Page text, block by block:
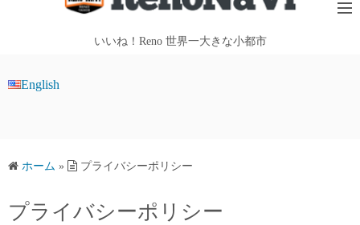
いいね！Reno 世界一大きな小都市
English
ホーム » プライバシーポリシー
プライバシーポリシー